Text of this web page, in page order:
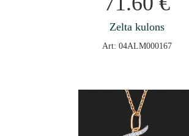
Zelta kulons
Art: 04ALM000167